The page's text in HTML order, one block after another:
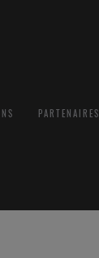
PARTENAIRES